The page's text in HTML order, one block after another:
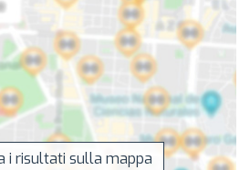
i risultati sulla mappa